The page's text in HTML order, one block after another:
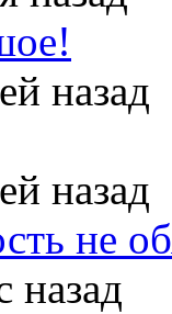
назад
назад
не
назад